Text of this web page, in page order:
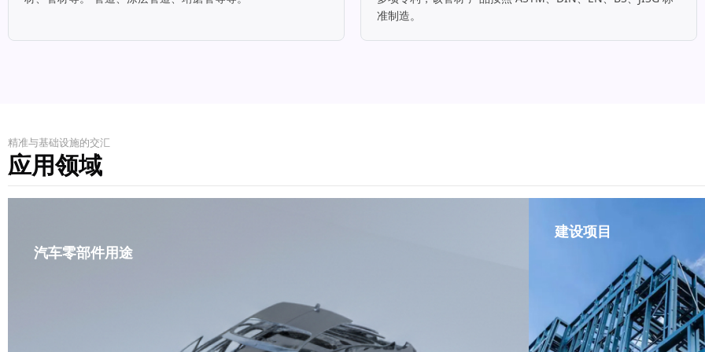
准制造。
精准与基础设施的交汇
应用领域
汽车零部件用途
建设项目